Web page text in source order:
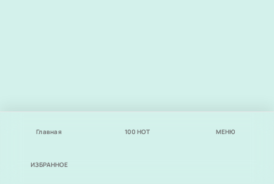
Главная 100 НОТ МЕНЮ
ИЗБРАННОЕ